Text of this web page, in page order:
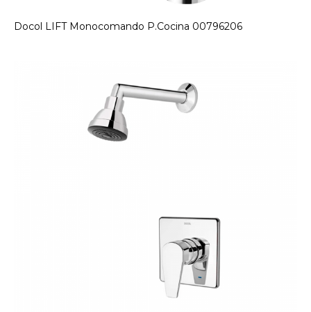
Docol LIFT Monocomando P.Cocina 00796206